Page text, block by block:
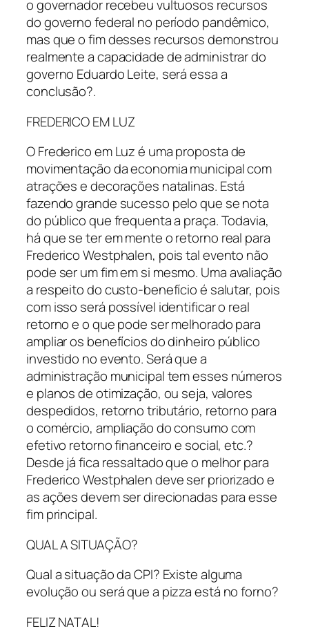
o governador recebeu vultuosos recursos
do governo federal no período pandêmico,
mas que o fim desses recursos demonstrou
realmente a capacidade de administrar do
governo Eduardo Leite, será essa a
conclusão?.
FREDERICO EM LUZ
O Frederico em Luz é uma proposta de
movimentação da economia municipal com
atrações e decorações natalinas. Está
fazendo grande sucesso pelo que se nota
do público que frequenta a praça. Todavia,
há que se ter em mente o retorno real para
Frederico Westphalen, pois tal evento não
pode ser um fim em si mesmo. Uma avaliação
a respeito do custo-benefício é salutar, pois
com isso será possível identificar o real
retorno e o que pode ser melhorado para
ampliar os benefícios do dinheiro público
investido no evento. Será que a
administração municipal tem esses números
e planos de otimização, ou seja, valores
despedidos, retorno tributário, retorno para
o comércio, ampliação do consumo com
efetivo retorno financeiro e social, etc.?
Desde já fica ressaltado que o melhor para
Frederico Westphalen deve ser priorizado e
as ações devem ser direcionadas para esse
fim principal.
QUAL A SITUAÇÃO?
Qual a situação da CPI? Existe alguma
evolução ou será que a pizza está no forno?
FELIZ NATAL!